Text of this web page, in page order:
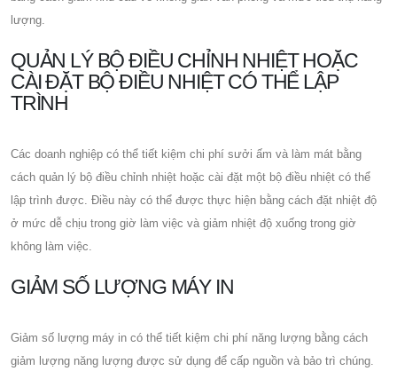
lượng.
QUẢN LÝ BỘ ĐIỀU CHỈNH NHIỆT HOẶC
CÀI ĐẶT BỘ ĐIỀU NHIỆT CÓ THỂ LẬP
TRÌNH
Các doanh nghiệp có thể tiết kiệm chi phí sưởi ấm và làm mát bằng
cách quản lý bộ điều chỉnh nhiệt hoặc cài đặt một bộ điều nhiệt có thể
lập trình được. Điều này có thể được thực hiện bằng cách đặt nhiệt độ
ở mức dễ chịu trong giờ làm việc và giảm nhiệt độ xuống trong giờ
không làm việc.
GIẢM SỐ LƯỢNG MÁY IN
Giảm số lượng máy in có thể tiết kiệm chi phí năng lượng bằng cách
giảm lượng năng lượng được sử dụng để cấp nguồn và bảo trì chúng.